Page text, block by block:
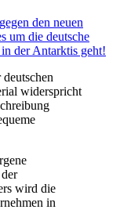
den neuen
um die deutsche
der Antarktis geht!
widerspricht
wird die
in